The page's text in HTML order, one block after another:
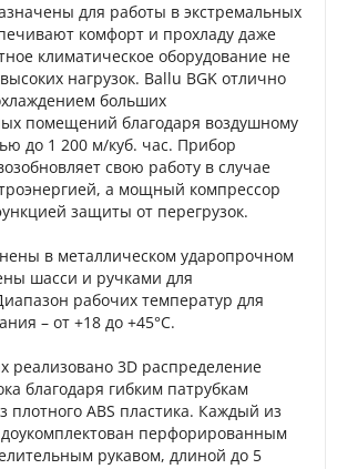
для работы в экстремальных
комфорт и прохладу даже
климатическое оборудование не
нагрузок. Ballu BGK отлично
больших
помещений благодаря воздушному
до 1 200 м/куб. час. Прибор
свою работу в случае
а мощный компрессор
защиты от перегрузок.
в металлическом ударопрочном
шасси и ручками для
рабочих температур для
– от +18 до +45°C.
реализовано 3D распределение
благодаря гибким патрубкам
ABS пластика. Каждый из
перфорированным
рукавом, длиной до 5